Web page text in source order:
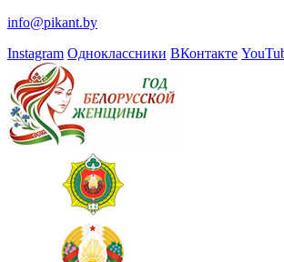
info@pikant.by
Instagram Одноклассники ВКонтакте